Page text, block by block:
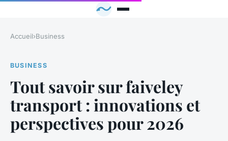
Accueil›Business
BUSINESS
Tout savoir sur faiveley
transport : innovations et
perspectives pour 2026